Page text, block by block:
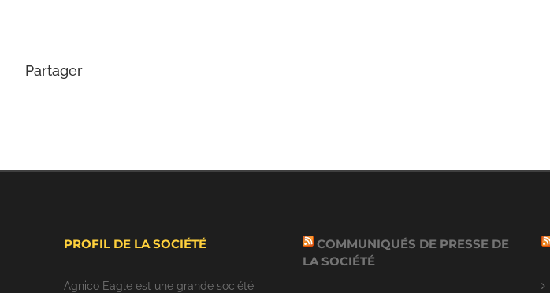
Partager
PROFIL DE LA SOCIÉTÉ
Agnico Eagle est une grande société
COMMUNIQUÉS DE PRESSE DE
LA SOCIÉTÉ